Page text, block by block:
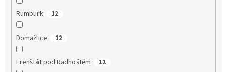
Rumburk 12
Domažlice 12
Frenštát pod Radhoštěm 12